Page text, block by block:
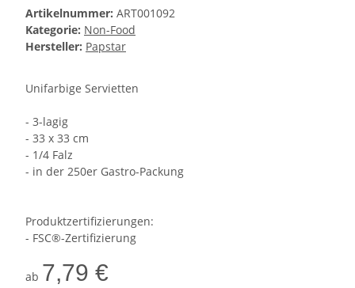
Artikelnummer: ART001092
Kategorie: Non-Food
Hersteller: Papstar
Unifarbige Servietten
- 3-lagig
- 33 x 33 cm
- 1/4 Falz
- in der 250er Gastro-Packung
Produktzertifizierungen:
- FSC®-Zertifizierung
ab 7,79 €